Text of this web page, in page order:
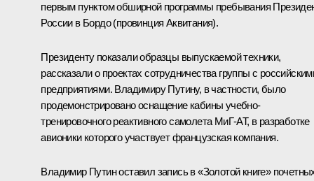
первым пунктом обширной программы пребывания
России в Бордо (провинция Аквитания).
Президенту показали образцы выпускаемой техники,
рассказали о проектах сотрудничества группы с
предприятиями. Владимиру Путину, в частности, было
продемонстрировано оснащение кабины учебно-
тренировочного реактивного самолета МиГ-АТ, в разработке
авионики которого участвует французская компания.
Владимир Путин оставил запись в «Золотой книге»